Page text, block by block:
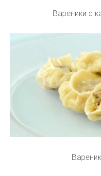
Вареники с